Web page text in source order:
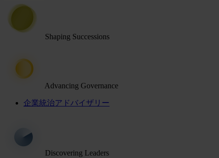
Shaping Successions
Advancing Governance
企業統治アドバイザリー
Discovering Leaders